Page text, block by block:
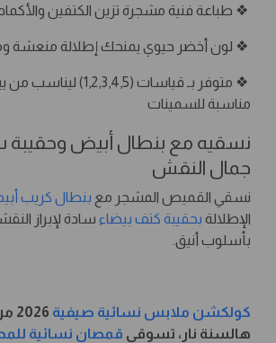
❖ طباعة فنية مشجرة تزين الكتفين
❖ لون أخضر حيوي يمنحك إطلالة منعشة
❖ متوفر بـ قياسات
مناسبة للسمينات
نسقيه مع بنطال أبيض وحقيبة
جمال النقش
نسقي القميص المشجر مع بنطال كريب
الإطلالة بحقيبة كتف بيضاء سادة لإبراز
بأسلوب أنيق.
كولكشن ملابس نسائية صيفية
هالسنة نار، تسوقي قمصان نسائية